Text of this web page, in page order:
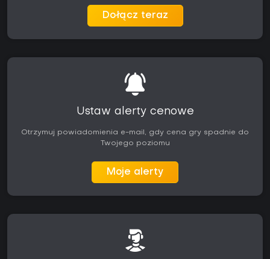
Dołącz teraz
Ustaw alerty cenowe
Otrzymuj powiadomienia e-mail, gdy cena gry spadnie do
Twojego poziomu
Moje alerty